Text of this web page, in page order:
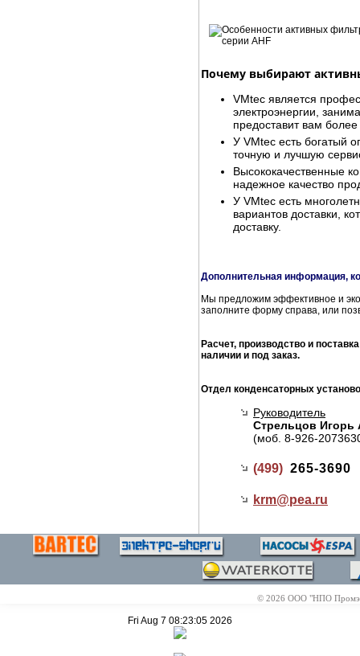
Почему выбирают
VMtec является
электроэнергии,
предоставит вам
У VMtec есть богатый
точную и лучшую
Высококачественные
надежное качество
У VMtec есть
вариантов доставки,
доставку.
Дополнительная информация,
Мы предложим эффективное и
заполните форму справа, или
Расчет, производство и
наличии и под заказ.
Отдел конденсаторных
Руководитель
Стрельцов Игорь
(моб. 8-926-
(499) 265-3690
krm@pea.ru
© 2026 ООО "НПО
Fri Aug 7 08:23:05 2026